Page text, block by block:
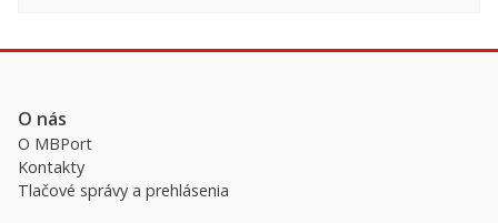
O nás
O MBPort
Kontakty
Tlačové správy a prehlásenia